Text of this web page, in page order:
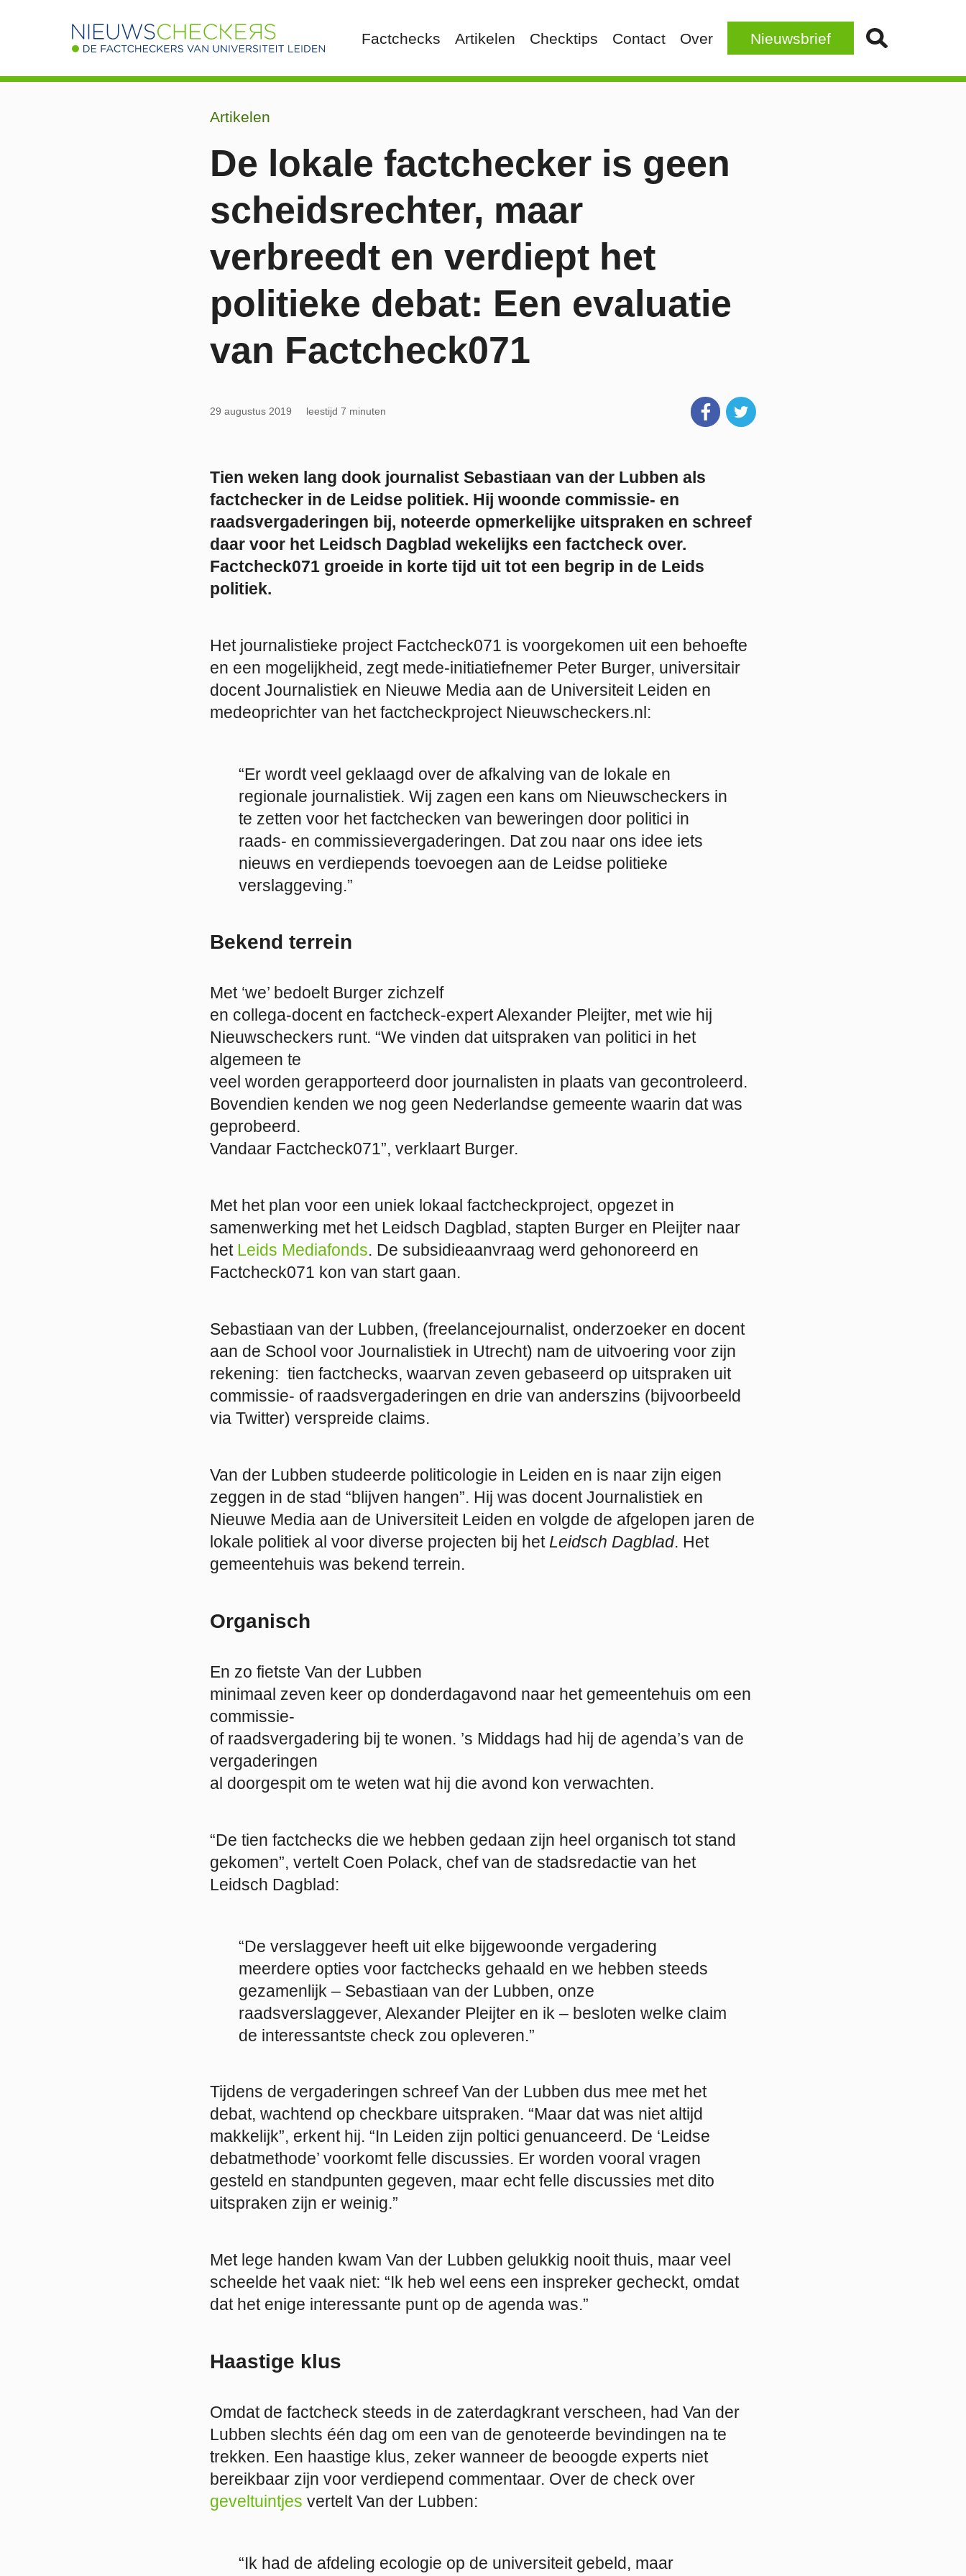
Factchecks Artikelen Checktips Contact Over Nieuwsbrief
Artikelen
De lokale factchecker is geen
scheidsrechter, maar
verbreedt en verdiept het
politieke debat: Een evaluatie
van Factcheck071
29 augustus 2019 leestijd 7 minuten
Tien weken lang dook journalist Sebastiaan van der Lubben als
factchecker in de Leidse politiek. Hij woonde commissie- en
raadsvergaderingen bij, noteerde opmerkelijke uitspraken en schreef
daar voor het Leidsch Dagblad wekelijks een factcheck over.
Factcheck071 groeide in korte tijd uit tot een begrip in de Leids
politiek.
Het journalistieke project Factcheck071 is voorgekomen uit een behoefte
en een mogelijkheid, zegt mede-initiatiefnemer Peter Burger, universitair
docent Journalistiek en Nieuwe Media aan de Universiteit Leiden en
medeoprichter van het factcheckproject Nieuwscheckers.nl:
“Er wordt veel geklaagd over de afkalving van de lokale en
regionale journalistiek. Wij zagen een kans om Nieuwscheckers in
te zetten voor het factchecken van beweringen door politici in
raads- en commissievergaderingen. Dat zou naar ons idee iets
nieuws en verdiepends toevoegen aan de Leidse politieke
verslaggeving.”
Bekend terrein
Met ‘we’ bedoelt Burger zichzelf
en collega-docent en factcheck-expert Alexander Pleijter, met wie hij
Nieuwscheckers runt. “We vinden dat uitspraken van politici in het
algemeen te
veel worden gerapporteerd door journalisten in plaats van gecontroleerd.
Bovendien kenden we nog geen Nederlandse gemeente waarin dat was
geprobeerd.
Vandaar Factcheck071”, verklaart Burger.
Met het plan voor een uniek lokaal factcheckproject, opgezet in
samenwerking met het Leidsch Dagblad, stapten Burger en Pleijter naar
het Leids Mediafonds. De subsidieaanvraag werd gehonoreerd en
Factcheck071 kon van start gaan.
Sebastiaan van der Lubben, (freelancejournalist, onderzoeker en docent
aan de School voor Journalistiek in Utrecht) nam de uitvoering voor zijn
rekening: tien factchecks, waarvan zeven gebaseerd op uitspraken uit
commissie- of raadsvergaderingen en drie van anderszins (bijvoorbeeld
via Twitter) verspreide claims.
Van der Lubben studeerde politicologie in Leiden en is naar zijn eigen
zeggen in de stad “blijven hangen”. Hij was docent Journalistiek en
Nieuwe Media aan de Universiteit Leiden en volgde de afgelopen jaren de
lokale politiek al voor diverse projecten bij het Leidsch Dagblad. Het
gemeentehuis was bekend terrein.
Organisch
En zo fietste Van der Lubben
minimaal zeven keer op donderdagavond naar het gemeentehuis om een
commissie-
of raadsvergadering bij te wonen. ’s Middags had hij de agenda’s van de
vergaderingen
al doorgespit om te weten wat hij die avond kon verwachten.
“De tien factchecks die we hebben gedaan zijn heel organisch tot stand
gekomen”, vertelt Coen Polack, chef van de stadsredactie van het
Leidsch Dagblad:
“De verslaggever heeft uit elke bijgewoonde vergadering
meerdere opties voor factchecks gehaald en we hebben steeds
gezamenlijk – Sebastiaan van der Lubben, onze
raadsverslaggever, Alexander Pleijter en ik – besloten welke claim
de interessantste check zou opleveren.”
Tijdens de vergaderingen schreef Van der Lubben dus mee met het
debat, wachtend op checkbare uitspraken. “Maar dat was niet altijd
makkelijk”, erkent hij. “In Leiden zijn poltici genuanceerd. De ‘Leidse
debatmethode’ voorkomt felle discussies. Er worden vooral vragen
gesteld en standpunten gegeven, maar echt felle discussies met dito
uitspraken zijn er weinig.”
Met lege handen kwam Van der Lubben gelukkig nooit thuis, maar veel
scheelde het vaak niet: “Ik heb wel eens een inspreker gecheckt, omdat
dat het enige interessante punt op de agenda was.”
Haastige klus
Omdat de factcheck steeds in de zaterdagkrant verscheen, had Van der
Lubben slechts één dag om een van de genoteerde bevindingen na te
trekken. Een haastige klus, zeker wanneer de beoogde experts niet
bereikbaar zijn voor verdiepend commentaar. Over de check over
geveltuintjes vertelt Van der Lubben:
“Ik had de afdeling ecologie op de universiteit gebeld, maar